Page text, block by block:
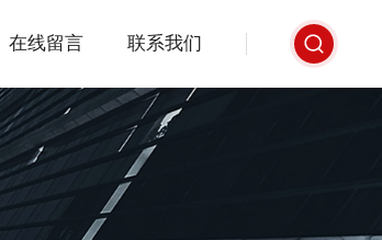
在线留言 联系我们